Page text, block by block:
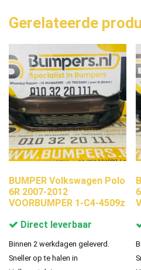
Gerelateerde
BUMPER Volkswagen Polo
6R 2007-2012
VOORBUMPER 1-C4-4509z
Direct leverbaar
Binnen 2 werkdagen geleverd.
Sneller op te halen in